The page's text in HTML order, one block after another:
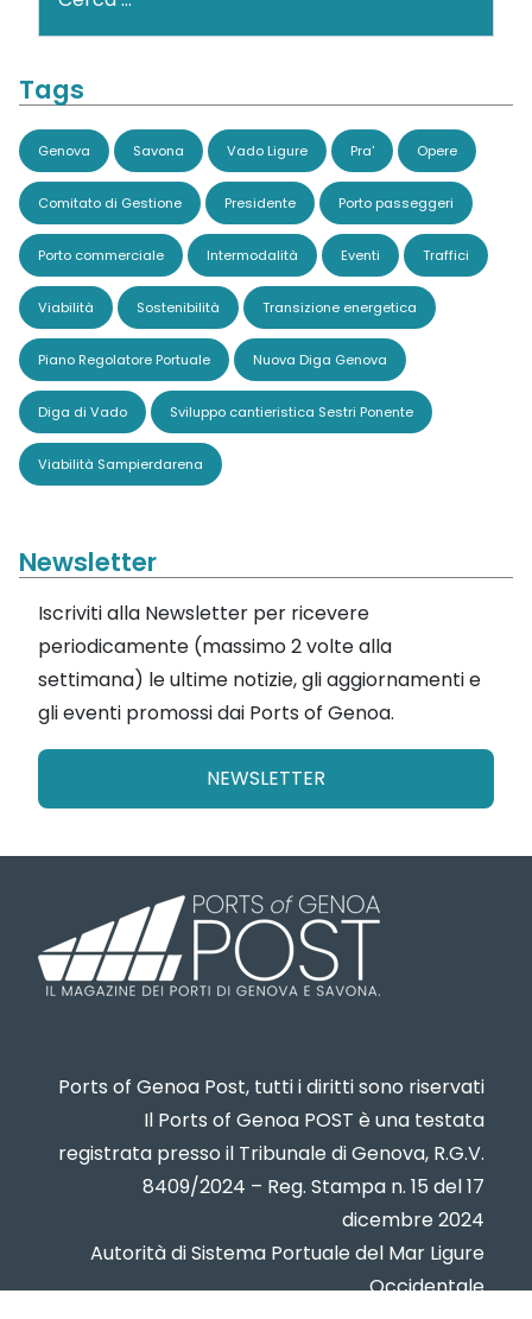
Tags
Genova Savona Vado Ligure Pra' Opere
Comitato di Gestione Presidente Porto passeggeri
Porto commerciale Intermodalità Eventi Traffici
Viabilità Sostenibilità Transizione energetica
Piano Regolatore Portuale Nuova Diga Genova
Diga di Vado Sviluppo cantieristica Sestri Ponente
Viabilità Sampierdarena
Newsletter
Iscriviti alla Newsletter per ricevere
periodicamente (massimo 2 volte alla
settimana) le ultime notizie, gli aggiornamenti e
gli eventi promossi dai Ports of Genoa.
NEWSLETTER
Ports of Genoa Post, tutti i diritti sono riservati
Il Ports of Genoa POST è una testata
registrata presso il Tribunale di Genova, R.G.V.
8409/2024 – Reg. Stampa n. 15 del 17
dicembre 2024
Autorità di Sistema Portuale del Mar Ligure
Occidentale